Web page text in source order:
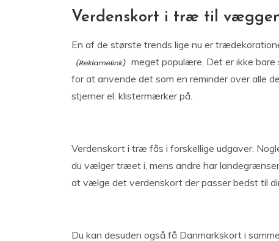
Verdenskort i træ til
En af de største trends lige nu er
meget populære. Det er ikke
for at anvende det som en reminder over alle
stjerner el. klistermærker på.
Verdenskort i træ fås i forskellige udgaver.
du vælger træet i, mens andre har
at vælge det verdenskort der passer bedst til
Du kan desuden også få Danmarkskort i